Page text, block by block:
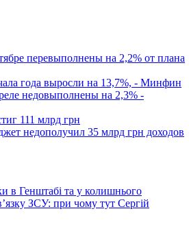
перевыполнены на 2,2% от плана
года выросли на 13,7%, - Минфин
недовыполнены на 2,3% -
111 млрд грн
недополучил 35 млрд грн доходов
в Генштабі та у колишнього
ЗСУ: при чому тут Сергій